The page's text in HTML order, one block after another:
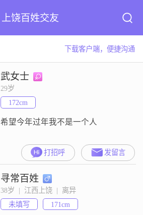
上饶百姓交友
下载客户端，便捷沟通
武女士
29岁
172cm
希望今年过年我不是一个人
打招呼 发留言
寻常百姓
38岁  |  江西上饶  |  离异
未填写
171cm